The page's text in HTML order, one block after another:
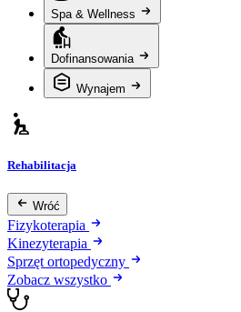
Spa & Wellness
Dofinansowania
Wynajem
Rehabilitacja
Wróć
Fizykoterapia
Kinezyterapia
Sprzęt ortopedyczny
Zobacz wszystko